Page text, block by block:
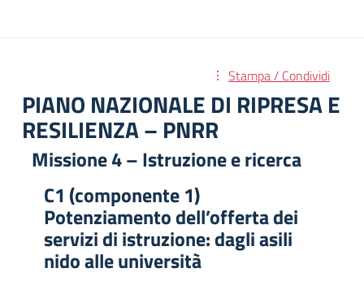
Stampa / Condividi
PIANO NAZIONALE DI RIPRESA E
RESILIENZA – PNRR
Missione 4 – Istruzione e ricerca
C1 (componente 1)
Potenziamento dell’offerta dei
servizi di istruzione: dagli asili
nido alle università